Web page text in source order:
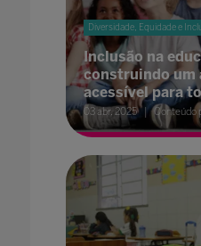
Diversidade, Equidade e
Inclusão na
construindo um
acessível para
03 abr. 2025 Conteúdo